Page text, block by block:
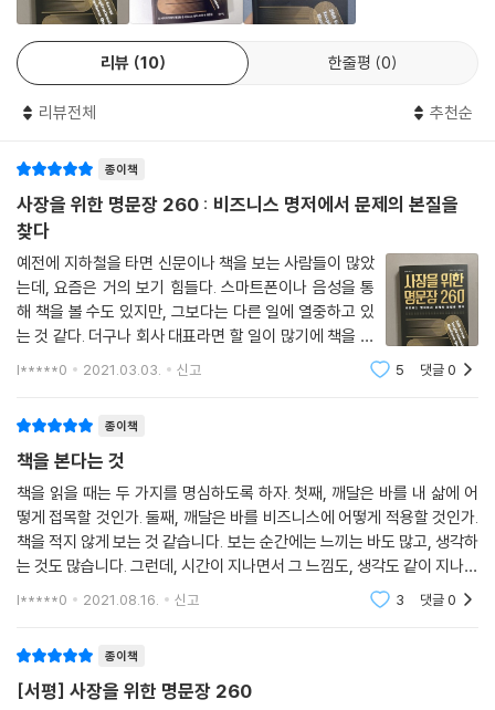
으로 사장의 관점에서 요약·정리한 저자의 해설을 통해 보다 효율적으로
책의 본질을 파악할 수 있으며, 이를 삶과 비즈니스 현장에 적용할 수 있다.
세 가지 주제 아래 경영 철학과 신념을 더욱 견고하게 만들어줄 문장부터
변화와 혁신의 용기를 북돋아 주는 문장들을 소개한다.
?인간이 목표를 향해 나아가게 만드는 힘은 ‘나는 그것을 달성할 수 있
다’는 신념에서 생긴다. _제임스 알렌, 《위대한 생각의 힘》
?리더의 가장 중요한 업무는 리더를 만들어 내는 일이다. _게리 해멀, 빌
브린, 《경영의 미래》
?나아가도 좋고 멈추어도 좋다. 결단을 내리는 것이 중요하다. _마쓰시타
일 카네기, 《자기관리론》
?신념을 가지고 새로운 패러다임에 뛰어들라. 안전이 확인된 후 도착해봤
자 그곳에 당신 자리는 없다. _조엘 아서 바커, 《패러다임》
이 책에서 소개하는 문장들을 가슴에 품는다면 어떤 위기에도 흔들리지 않
는 지표가 되어 당신이 걸어가는 길을 밝게 비춰줄 것이다.
리뷰 10 한줄평 0
리뷰전체 추천순
종이책
사장을 위한 명문장 260 : 비즈니스 명저에서 문제의 본질을
찾다
예전에 지하철을 타면 신문이나 책을 보는 사람들이 많았
는데, 요즘은 거의 보기 힘들다. 스마트폰이나 음성을 통
해 책을 볼 수도 있지만, 그보다는 다른 일에 열중하고 있
는 것 같다. 더구나 회사 대표라면 할 일이 많기에 책을 볼
시간을 내기가 결코 쉽지 않다. 이 책은 이런 사장님들을
l*****0 2021.03.03. 신고 5 댓글0
종이책
책을 본다는 것
책을 읽을 때는 두 가지를 명심하도록 하자. 첫째, 깨달은 바를 내 삶에 어
떻게 접목할 것인가. 둘째, 깨달은 바를 비즈니스에 어떻게 적용할 것인가.
책을 적지 않게 보는 것 같습니다. 보는 순간에는 느끼는 바도 많고, 생각하
는 것도 많습니다. 그런데, 시간이 지나면서 그 느낌도, 생각도 같이 지나가
는 것 같습니다. 느낀 것을 내 생활에 접목시키지 않는다면 '책'을 본 것이
l*****0 2021.08.16. 신고 3 댓글0
종이책
[서평] 사장을 위한 명문장 260